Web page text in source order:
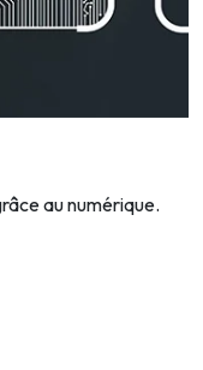
au numérique.